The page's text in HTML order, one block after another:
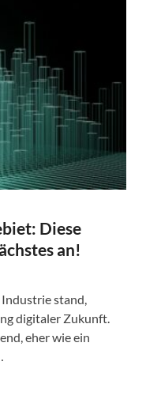
Diese
an!
stand,
digitaler Zukunft.
eher wie ein